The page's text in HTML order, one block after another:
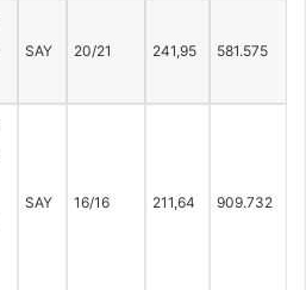
SAY 20/21 241,95 581.575
SAY 16/16 211,64 909.732